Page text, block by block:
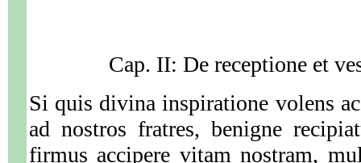
Cap. II: De receptione et
Si quis divina inspiratione volens
ad nostros fratres, benigne
firmus accipere vitam nostram,